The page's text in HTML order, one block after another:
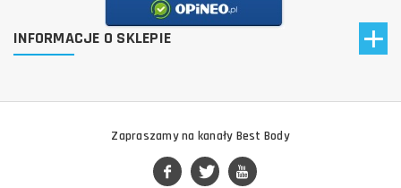
INFORMACJE O SKLEPIE
Zapraszamy na kanały Best Body